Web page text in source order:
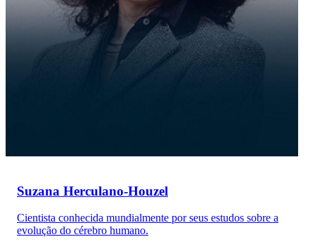
Suzana Herculano-Houzel
Cientista conhecida mundialmente por seus estudos sobre a
evolução do cérebro humano.